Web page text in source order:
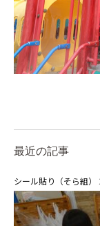
最近の記事
シール貼り（そら組）